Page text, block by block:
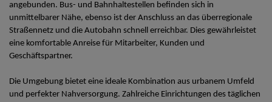
angebunden. Bus- und Bahnhaltestellen befinden sich in
unmittelbarer Nähe, ebenso ist der Anschluss an das überregionale
Straßennetz und die Autobahn schnell erreichbar. Dies gewährleistet
eine komfortable Anreise für Mitarbeiter, Kunden und
Geschäftspartner.
Die Umgebung bietet eine ideale Kombination aus urbanem Umfeld
und perfekter Nahversorgung. Zahlreiche Einrichtungen des täglichen